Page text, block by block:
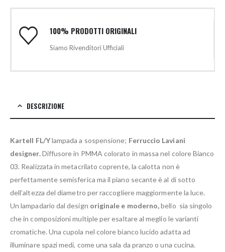
100% PRODOTTI ORIGINALI
Siamo Rivenditori Ufficiali
DESCRIZIONE
Kartell FL/Ylampada a sospensione; Ferruccio Laviani
designer.Diffusore in PMMA colorato in massa nel colore Bianco
03. Realizzata in metacrilato coprente, la calotta non è
perfettamente semisferica ma il piano secante è al di sotto
dell’altezza del diametro per raccogliere maggiormente la luce.
Un lampadario dal design originale e moderno,bello sia singolo
che in composizioni multiple per esaltare al meglio le varianti
cromatiche. Una cupola nel colore bianco lucido adatta ad
illuminare spazi medi, come una sala da pranzo o una cucina.